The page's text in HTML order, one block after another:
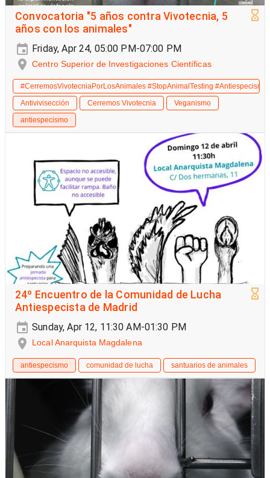
Convocatoria "5 años contra Vivotecnia, 5
años con los animales"
Friday, Apr 24, 05:00 PM-07:00 PM
Centro Superior de Investigaciones Científicas
#CerremosVivotecniaPorLosAnimales #StopAnimalTesting
Antivivisección
Cerremos Vivotecnia
Veganismo
antiespecismo
24º Encuentro de la Comunidad de Lucha
Antiespecista de Madrid
Sunday, Apr 12, 11:30 AM-01:30 PM
Local Anarquista Magdalena
antiespecismo comunidad de lucha santuarios de animales